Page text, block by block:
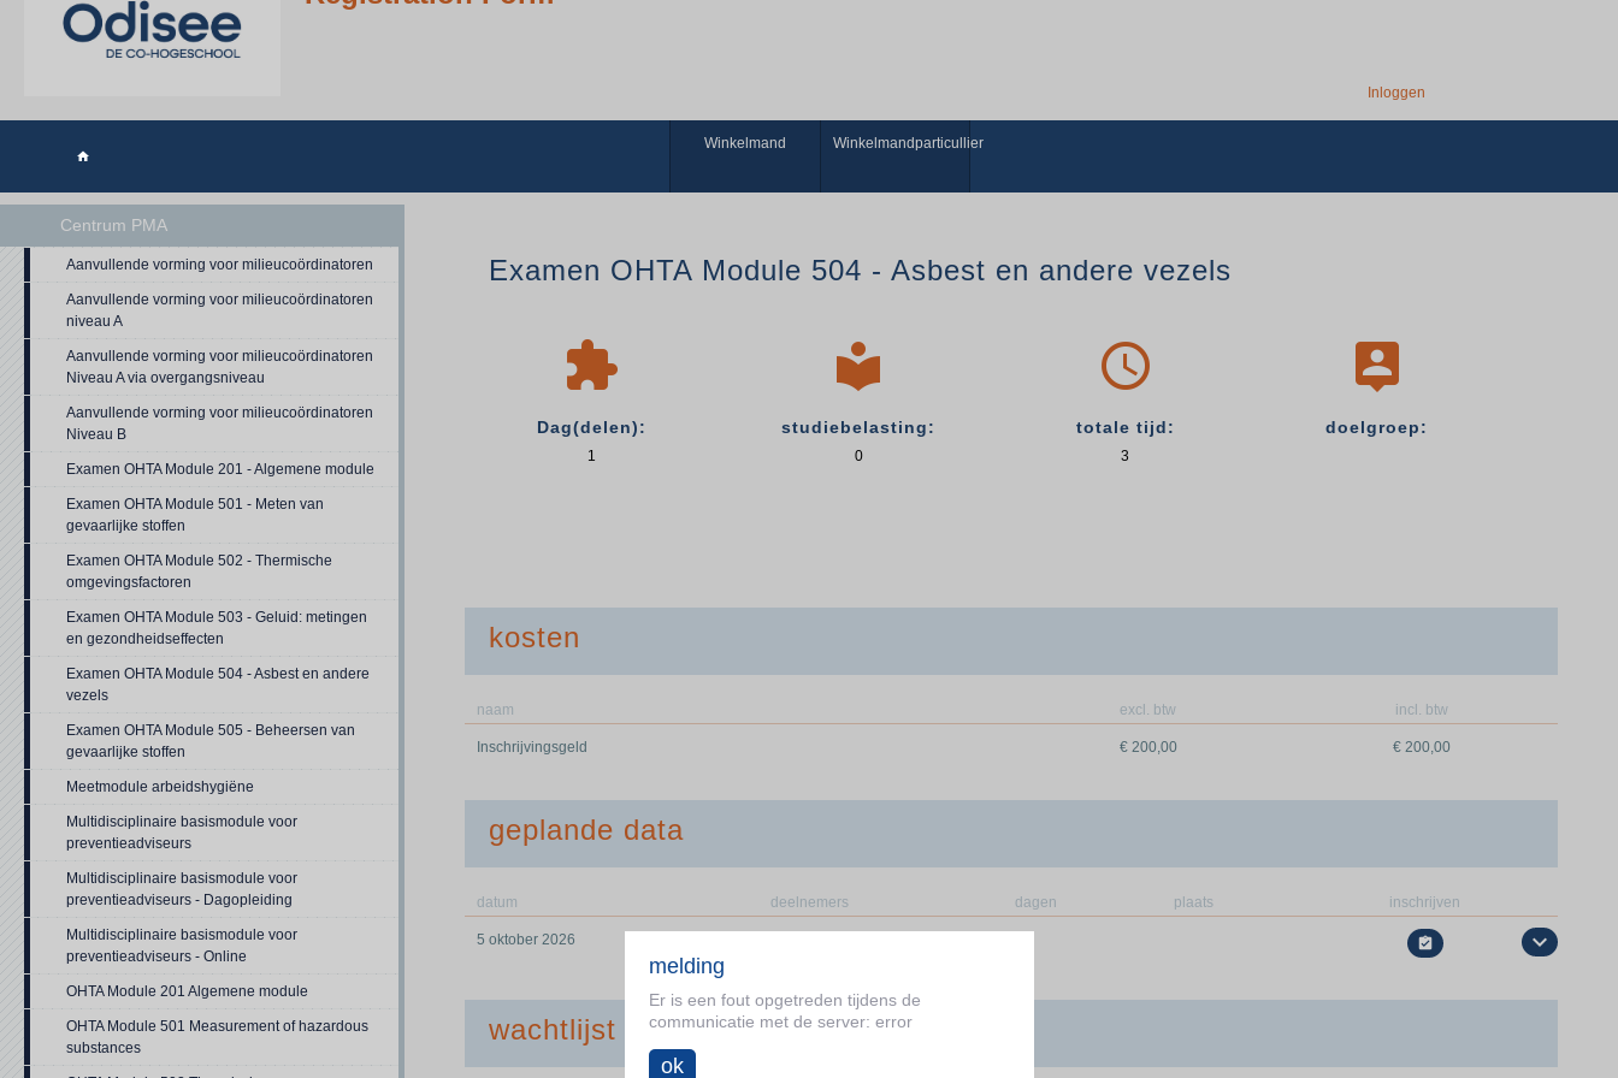
Inloggen

Winkelmand Winkelmandparticullier
Centrum PMA
Aanvullende vorming voor milieucoördinatoren
Aanvullende vorming voor milieucoördinatoren
niveau A
Aanvullende vorming voor milieucoördinatoren
Niveau A via overgangsniveau
Aanvullende vorming voor milieucoördinatoren
Niveau B
Examen OHTA Module 201 - Algemene module
Examen OHTA Module 501 - Meten van
gevaarlijke stoffen
Examen OHTA Module 502 - Thermische
omgevingsfactoren
Examen OHTA Module 503 - Geluid: metingen
en gezondheidseffecten
Examen OHTA Module 504 - Asbest en andere
vezels
Examen OHTA Module 505 - Beheersen van
gevaarlijke stoffen
Meetmodule arbeidshygiëne
Multidisciplinaire basismodule voor
preventieadviseurs
Multidisciplinaire basismodule voor
preventieadviseurs - Dagopleiding
Multidisciplinaire basismodule voor
preventieadviseurs - Online
OHTA Module 201 Algemene module
OHTA Module 501 Measurement of hazardous
substances
Examen OHTA Module 504 - Asbest en andere vezels

Dag(delen):
1

studiebelasting:
0

totale tijd:
3

doelgroep:
kosten
naam excl. btw incl. btw
Inschrijvingsgeld € 200,00 € 200,00
geplande data
datum deelnemers dagen plaats inschrijven
5 oktober 2026 
wachtlijst
melding
Er is een fout opgetreden tijdens de
communicatie met de server: error
ok